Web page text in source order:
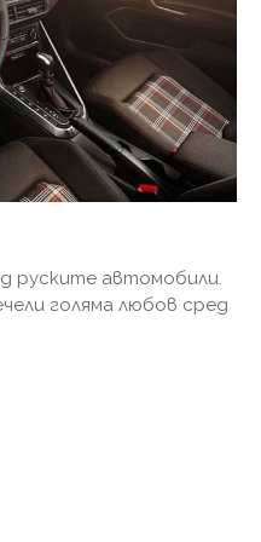
руските автомобили.
голяма любов сред